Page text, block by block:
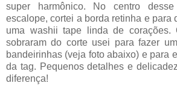
super harmônico. No centro
escalope, cortei a borda retinha e para
uma washii tape linda de corações.
sobraram do corte usei para fazer
bandeirinhas (veja foto abaixo) e para
da tag. Pequenos detalhes e
diferença!